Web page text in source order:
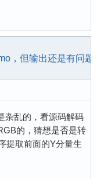
，但输出还是有问题
杂乱的，看源码解码
的，猜想是否是转
提取前面的Y分量生